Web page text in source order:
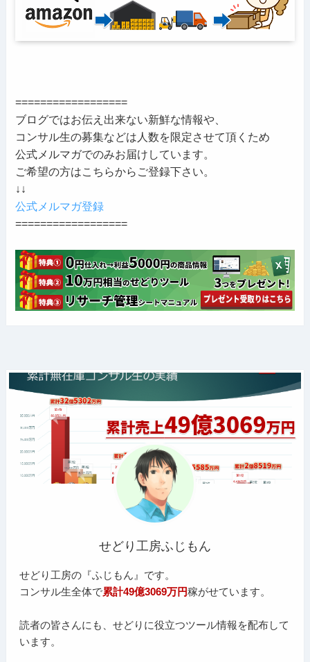
==================
ブログではお伝え出来ない新鮮な情報や、
コンサル生の募集などは人数を限定させて頂くため
公式メルマガでのみお届けしています。
ご希望の方はこちらからご登録下さい。
↓↓
公式メルマガ登録
==================
せどり工房ふじもん
せどり工房の『ふじもん』です。
コンサル生全体で累計49億3069万円稼がせています。
読者の皆さんにも、せどりに役立つツール情報を配布して
います。